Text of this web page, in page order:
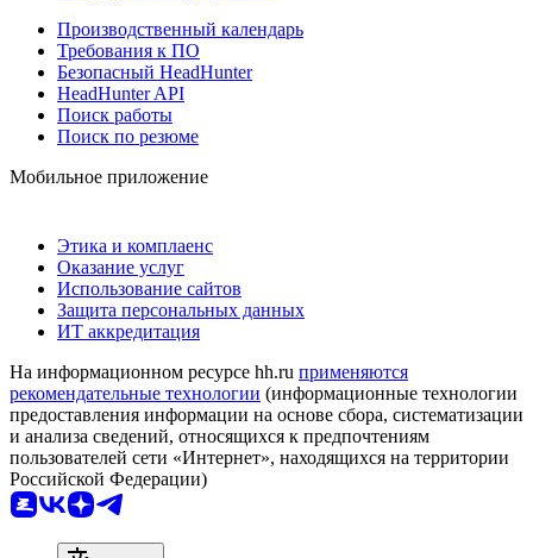
Производственный календарь
Требования к ПО
Безопасный HeadHunter
HeadHunter API
Поиск работы
Поиск по резюме
Мобильное приложение
Этика и комплаенс
Оказание услуг
Использование сайтов
Защита персональных данных
ИТ аккредитация
На информационном ресурсе hh.ru применяются
рекомендательные технологии (информационные технологии
предоставления информации на основе сбора, систематизации
и анализа сведений, относящихся к предпочтениям
пользователей сети «Интернет», находящихся на территории
Российской Федерации)